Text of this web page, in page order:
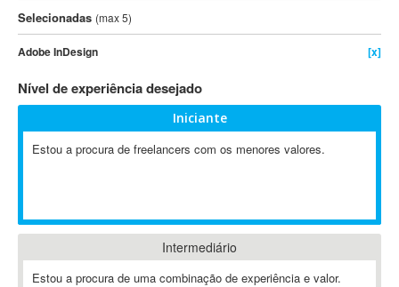
3DS Max
3GSM
4D Dimension
802.11
A&P
A2Billing
ABAP
ABBYY FineReader
Selecionadas (max 5)
Adobe InDesign [x]
Nível de experiência desejado
Iniciante
Estou a procura de freelancers com os menores valores.
Intermediário
Estou a procura de uma combinação de experiência e valor.